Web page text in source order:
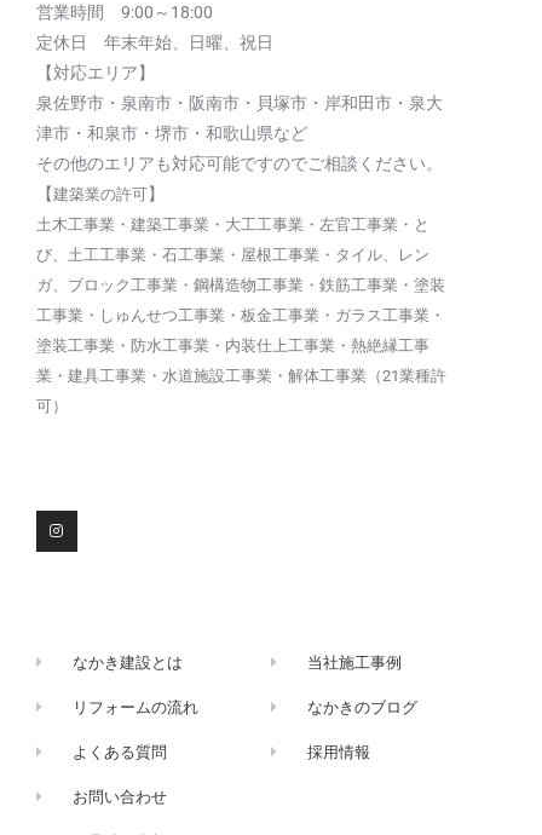
営業時間 9:00～18:00
定休日 年末年始、日曜、祝日
【対応エリア】
泉佐野市・泉南市・阪南市・貝塚市・岸和田市・泉大
津市・和泉市・堺市・和歌山県など
その他のエリアも対応可能ですのでご相談ください。
【建築業の許可】
土木工事業・建築工事業・大工工事業・左官工事業・と
び、土工工事業・石工事業・屋根工事業・タイル、レン
ガ、ブロック工事業・鋼構造物工事業・鉄筋工事業・塗装
工事業・しゅんせつ工事業・板金工事業・ガラス工事業・
塗装工事業・防水工事業・内装仕上工事業・熱絶縁工事
業・建具工事業・水道施設工事業・解体工事業（21業種許
可）
s
t
a
g
なかき建設とは
リフォームの流れ
よくある質問
お問い合わせ
当社施工事例
なかきのブログ
採用情報